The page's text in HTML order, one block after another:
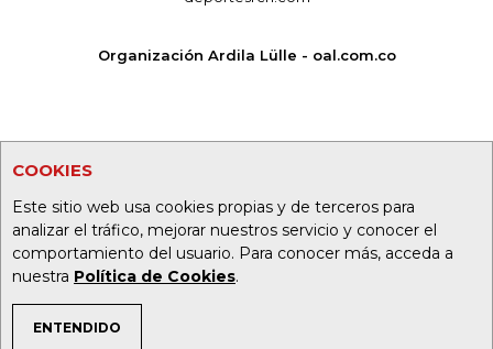
COOKIES
Este sitio web usa cookies propias y de terceros para
analizar el tráfico, mejorar nuestros servicio y conocer el
comportamiento del usuario. Para conocer más, acceda a
nuestra Política de Cookies.
ENTENDIDO
Organización Ardila Lülle - oal.com.co